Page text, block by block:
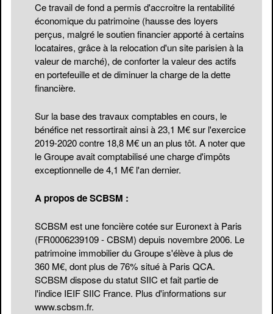
Ce travail de fond a permis d'accroitre la rentabilité
économique du patrimoine (hausse des loyers
perçus, malgré le soutien financier apporté à certains
locataires, grâce à la relocation d'un site parisien à la
valeur de marché), de conforter la valeur des actifs
en portefeuille et de diminuer la charge de la dette
financière.
Sur la base des travaux comptables en cours, le
bénéfice net ressortirait ainsi à 23,1 M€ sur l'exercice
2019-2020 contre 18,8 M€ un an plus tôt. A noter que
le Groupe avait comptabilisé une charge d'impôts
exceptionnelle de 4,1 M€ l'an dernier.
A propos de SCBSM :
SCBSM est une foncière cotée sur Euronext à Paris
(FR0006239109 - CBSM) depuis novembre 2006. Le
patrimoine immobilier du Groupe s'élève à plus de
360 M€, dont plus de 76% situé à Paris QCA.
SCBSM dispose du statut SIIC et fait partie de
l'indice IEIF SIIC France. Plus d'informations sur
www.scbsm.fr.